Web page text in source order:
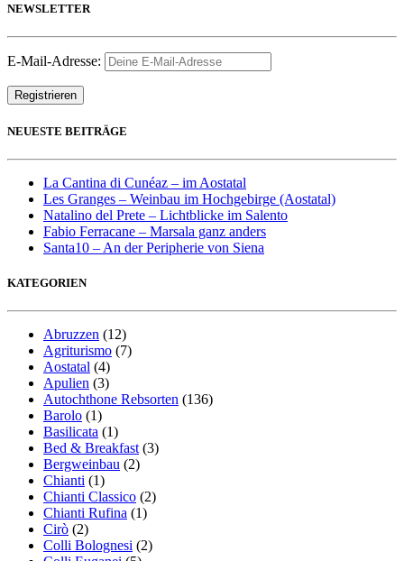
NEWSLETTER
E-Mail-Adresse:
NEUESTE BEITRÄGE
La Cantina di Cunéaz – im Aostatal
Les Granges – Weinbau im Hochgebirge (Aostatal)
Natalino del Prete – Lichtblicke im Salento
Fabio Ferracane – Marsala ganz anders
Santa10 – An der Peripherie von Siena
KATEGORIEN
Abruzzen (12)
Agriturismo (7)
Aostatal (4)
Apulien (3)
Autochthone Rebsorten (136)
Barolo (1)
Basilicata (1)
Bed & Breakfast(3)
Bergweinbau (2)
Chianti (1)
Chianti Classico (2)
Chianti Rufina (1)
Cirò (2)
Colli Bolognesi (2)